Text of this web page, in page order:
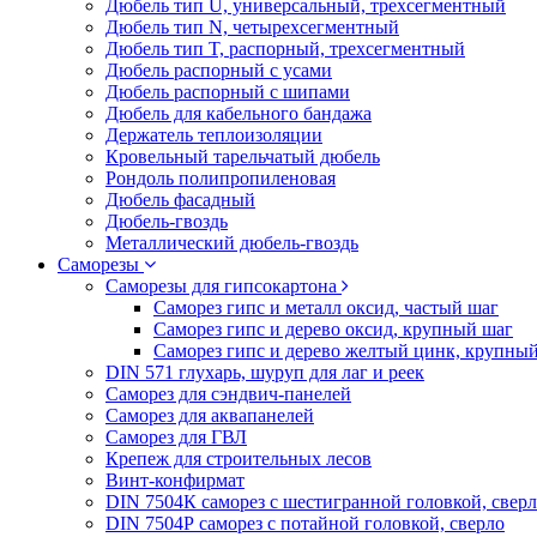
Дюбель тип U, универсальный, трехсегментный
Дюбель тип N, четырехсегментный
Дюбель тип T, распорный, трехсегментный
Дюбель распорный с усами
Дюбель распорный с шипами
Дюбель для кабельного бандажа
Держатель теплоизоляции
Кровельный тарельчатый дюбель
Рондоль полипропиленовая
Дюбель фасадный
Дюбель-гвоздь
Металлический дюбель-гвоздь
Саморезы
Саморезы для гипсокартона
Саморез гипс и металл оксид, частый шаг
Саморез гипс и дерево оксид, крупный шаг
Саморез гипс и дерево желтый цинк,
DIN 571 глухарь, шуруп для лаг и реек
Саморез для сэндвич-панелей
Саморез для аквапанелей
Саморез для ГВЛ
Крепеж для строительных лесов
Винт-конфирмат
DIN 7504К саморез с шестигранной головкой,
DIN 7504Р саморез с потайной головкой, сверло